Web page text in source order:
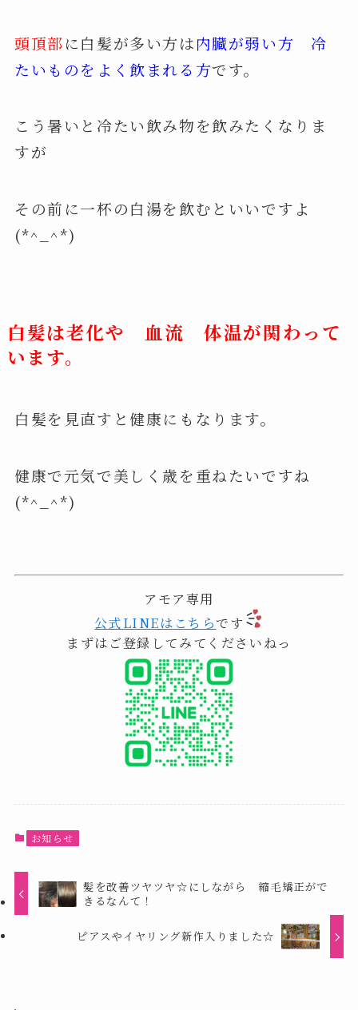
頭頂部に白髪が多い方は内臓が弱い方 冷
たいものをよく飲まれる方です。
こう暑いと冷たい飲み物を飲みたくなりま
すが
その前に一杯の白湯を飲むといいですよ
(*^_^*)
白髪は老化や 血流 体温が関わって
います。
白髪を見直すと健康にもなります。
健康で元気で美しく歳を重ねたいですね
(*^_^*)
アモア専用
公式LINEはこちらです
まずはご登録してみてくださいねっ
お知らせ
髪を改善ツヤツヤ☆にしながら 縮毛矯正がで
きるなんて！
ピアスやイヤリング新作入りました☆